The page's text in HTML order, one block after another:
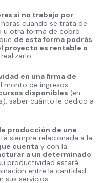
si no trabajo por
cuando se trata de
u otra forma de cobro
de esta forma podrás
proyecto es rentable o
en una firma de
monto de ingresos
disponibles (en
saber cuánto le dedico a
producción de una
siempre relacionada a la
cuenta y con la
a un determinado
productividad estará
entre la cantidad
sus servicios.